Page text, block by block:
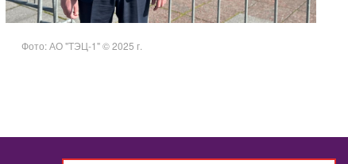
Фото: АО "ТЭЦ-1" © 2025 г.